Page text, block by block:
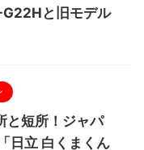
と旧モデル
と短所！ジャパ
日立 白くまくん